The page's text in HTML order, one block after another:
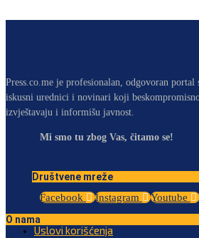
Press.co.me je profesionalan, odgovoran portal
iskusni urednici i novinari koji
izvještavaju i informišu javnost.
Mi smo tu zbog Vas, čitamo se!
Društvene mreže
Facebook
Instagram Youtube
O nama
Uslovi korišćenja